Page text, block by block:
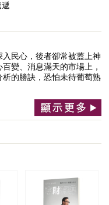
民心，後者卻常被蓋上神
變、消息滿天的市場上，
的勝訣，恐怕未待葡萄熟